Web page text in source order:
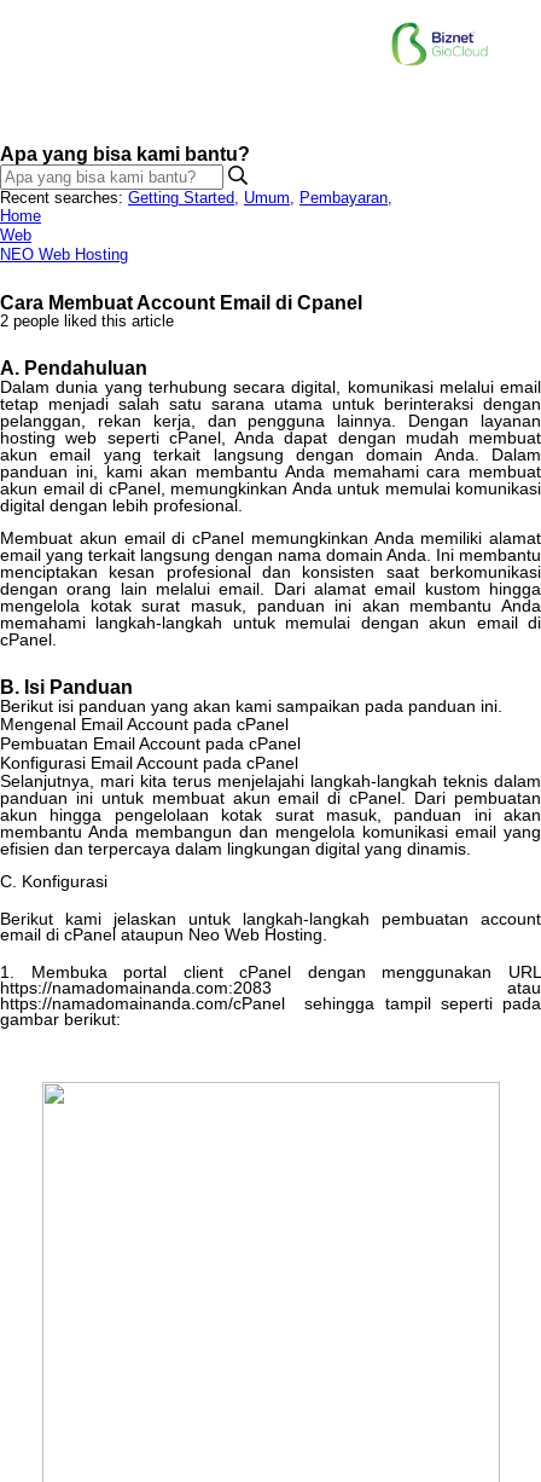
Apa yang bisa kami bantu?
Recent searches: Getting Started, Umum, Pembayaran,
Home
Web
NEO Web Hosting
Cara Membuat Account Email di Cpanel
2 people liked this article
A. Pendahuluan
Dalam dunia yang terhubung secara digital komunikasi melalui email
tetap menjadi salah satu sarana utama untuk berinteraksi dengan
pelanggan
rekan kerja dan pengguna lainnya Dengan
layanan
hosting web seperti cPanel, Anda dapat dengan mudah
membuat
akun
email yang terkait langsung dengan domain Anda
Dalam
panduan ini, kami akan membantu Anda memahami cara membuat
akun email di cPanel, memungkinkan Anda untuk memulai komunikasi
digital dengan lebih profesional
Membuat akun email di cPanel memungkinkan Anda memiliki alamat
email yang terkait langsung dengan nama domain Anda Ini membantu
menciptakan
kesan profesional dan konsisten saat
berkomunikasi
dengan orang lain melalui email Dari alamat email kustom hingga
mengelola
kotak surat masuk, panduan ini akan membantu Anda
memahami langkah-langkah untuk memulai dengan akun email di
cPanel
B. Isi Panduan
Berikut isi panduan yang akan kami sampaikan pada panduan ini
Mengenal EmailAccount pada cPanel
Pembuatan EmailAccount pada cPanel
Konfigurasi EmailAccount pada cPanel
Selanjutnya
mari kita terus menjelajahi langkah-langkah teknis dalam
panduan ini untuk membuat akun email di cPanel Dari pembuatan
akun
hingga pengelolaan kotak surat masuk, panduan ini
akan
membantu Anda membangun dan mengelola komunikasi email yang
efisien dan terpercaya dalam lingkungan digital yang dinamis
C Konfigurasi
Berikut
kami jelaskan untuk langkah-langkah pembuatan
account
email di cPanel ataupun Neo Web Hosting.
1. Membuka portal client cPanel dengan menggunakan
URL
https://namadomainanda.com:2083
atau
https://namadomainanda.com/cPanel sehingga tampil seperti pada
gambar berikut: